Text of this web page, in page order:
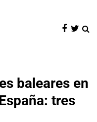
baleares en
tres